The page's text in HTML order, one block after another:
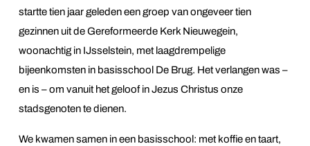
startte tien jaar geleden een groep van ongeveer tien
gezinnen uit de Gereformeerde Kerk Nieuwegein,
woonachtig in IJsselstein, met laagdrempelige
bijeenkomsten in basisschool De Brug. Het verlangen was –
en is – om vanuit het geloof in Jezus Christus onze
stadsgenoten te dienen.
We kwamen samen in een basisschool: met koffie en taart,